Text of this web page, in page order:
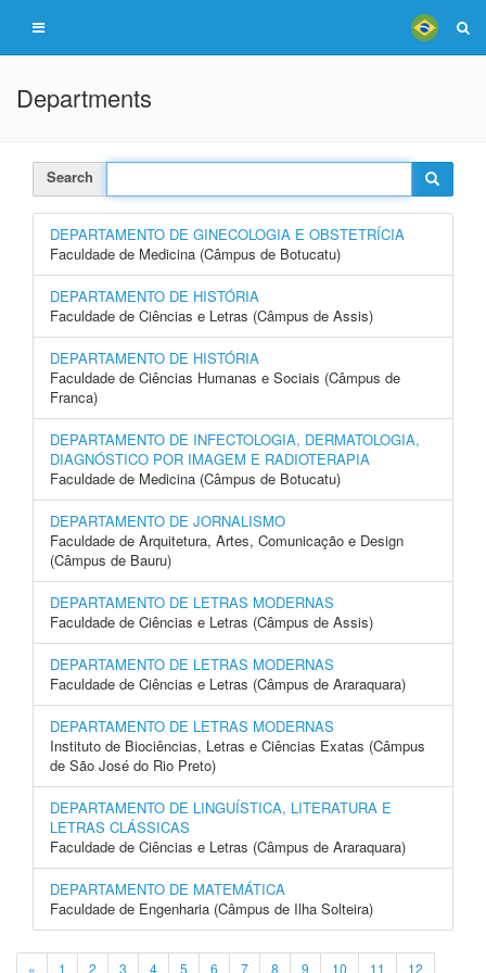
Departments
Search
DEPARTAMENTO DE GINECOLOGIA E OBSTETRÍCIA
Faculdade de Medicina (Câmpus de Botucatu)
DEPARTAMENTO DE HISTÓRIA
Faculdade de Ciências e Letras (Câmpus de Assis)
DEPARTAMENTO DE HISTÓRIA
Faculdade de Ciências Humanas e Sociais (Câmpus de
Franca)
DEPARTAMENTO DE INFECTOLOGIA, DERMATOLOGIA,
DIAGNÓSTICO POR IMAGEM E RADIOTERAPIA
Faculdade de Medicina (Câmpus de Botucatu)
DEPARTAMENTO DE JORNALISMO
Faculdade de Arquitetura, Artes, Comunicação e Design
(Câmpus de Bauru)
DEPARTAMENTO DE LETRAS MODERNAS
Faculdade de Ciências e Letras (Câmpus de Assis)
DEPARTAMENTO DE LETRAS MODERNAS
Faculdade de Ciências e Letras (Câmpus de Araraquara)
DEPARTAMENTO DE LETRAS MODERNAS
Instituto de Biociências, Letras e Ciências Exatas (Câmpus
de São José do Rio Preto)
DEPARTAMENTO DE LINGUÍSTICA, LITERATURA E
LETRAS CLÁSSICAS
Faculdade de Ciências e Letras (Câmpus de Araraquara)
DEPARTAMENTO DE MATEMÁTICA
Faculdade de Engenharia (Câmpus de Ilha Solteira)
« 1 2 3 4 5 6 7 8 9 10 11 12